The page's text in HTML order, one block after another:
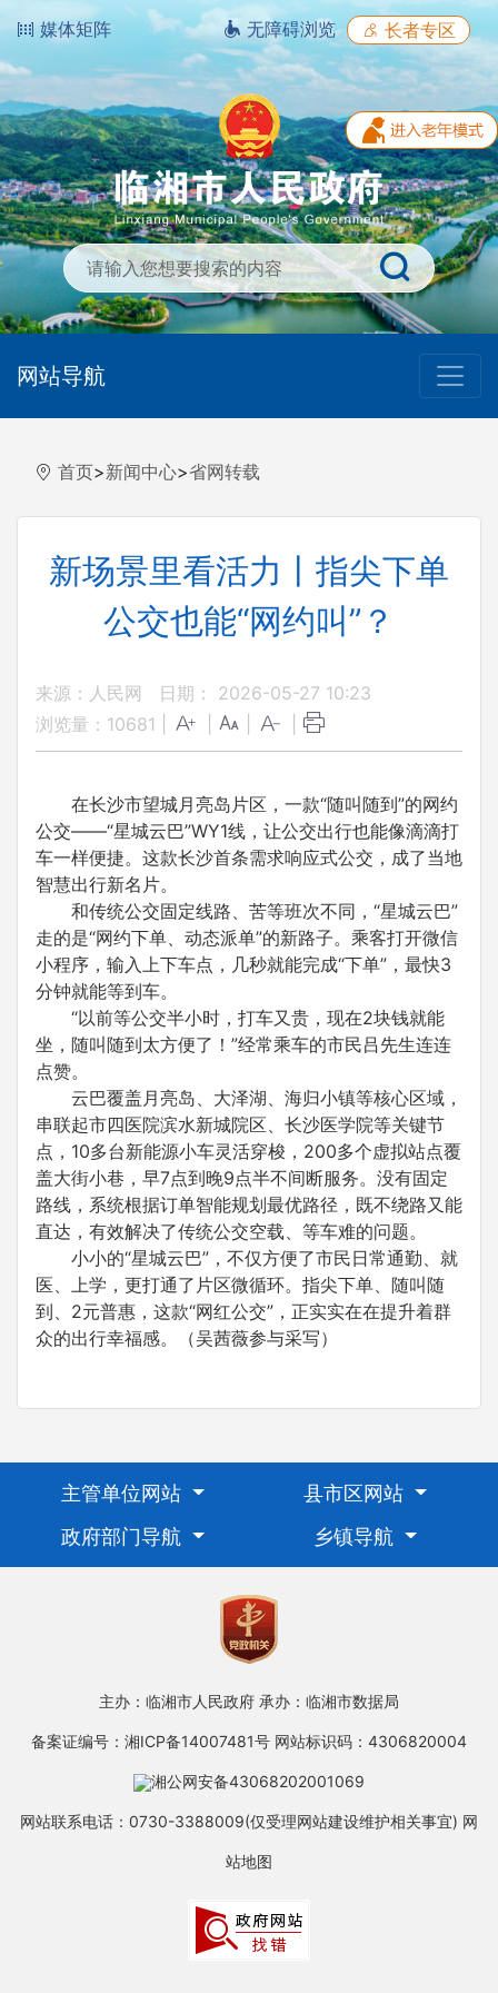
媒体矩阵 无障碍浏览 长者专区
网站导航
首页>新闻中心>省网转载
新场景里看活力丨指尖下单
公交也能“网约叫”？
来源：人民网
日期： 2026-05-27 10:23
浏览量： 10681
在长沙市望城月亮岛片区，一款“随叫随到”的网约
公交——“星城云巴”WY1线，让公交出行也能像滴滴打
车一样便捷。这款长沙首条需求响应式公交，成了当地
智慧出行新名片。
和传统公交固定线路、苦等班次不同，“星城云巴”
走的是“网约下单、动态派单”的新路子。乘客打开微信
小程序，输入上下车点，几秒就能完成“下单”，最快3
分钟就能等到车。
“以前等公交半小时，打车又贵，现在2块钱就能
坐，随叫随到太方便了！”经常乘车的市民吕先生连连
点赞。
云巴覆盖月亮岛、大泽湖、海归小镇等核心区域，
串联起市四医院滨水新城院区、长沙医学院等关键节
点，10多台新能源小车灵活穿梭，200多个虚拟站点覆
盖大街小巷，早7点到晚9点半不间断服务。没有固定
路线，系统根据订单智能规划最优路径，既不绕路又能
直达，有效解决了传统公交空载、等车难的问题。
小小的“星城云巴”，不仅方便了市民日常通勤、就
医、上学，更打通了片区微循环。指尖下单、随叫随
到、2元普惠，这款“网红公交”，正实实在在提升着群
众的出行幸福感。（吴茜薇参与采写）
主管单位网站
县市区网站
政府部门导航
乡镇导航
主办：临湘市人民政府 承办：临湘市数据局
备案证编号：湘ICP备14007481号 网站标识码：4306820004
湘公网安备43068202001069
网站联系电话：0730-3388009(仅受理网站建设维护相关事宜) 网
站地图